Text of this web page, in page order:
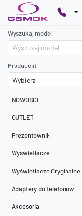
Wyszukaj model
Producent
NOWOŚCI
OUTLET
Prezentownik
Wyświetlacze
Wyświetlacze Oryginalne
Adaptery do telefonów
Akcesoria